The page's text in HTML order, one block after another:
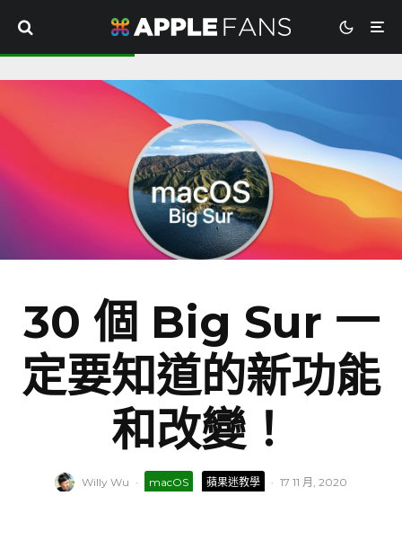
30 個 Big Sur 一
定要知道的新功能
和改變！
Willy Wu · macOS 蘋果迷教學 · 17 11 月, 2020